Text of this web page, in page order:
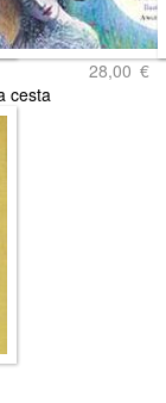
28,00 €
cesta